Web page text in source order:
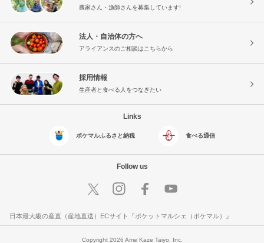
農家さん・漁師さんを募集しています!
法人・自治体の方へ
アライアンスのご相談はこちらから
採用情報
生産者と食べる人をつなぎたい
Links
ポケマルふるさと納税 食べる通信
Follow us
日本最大級の産直（産地直送）ECサイト『ポケットマルシェ（ポケマル）』
Copyright 2026 Ame Kaze Taiyo, Inc.